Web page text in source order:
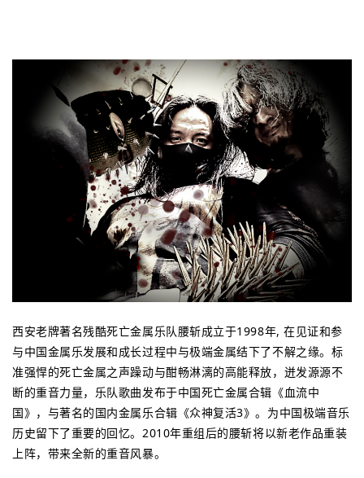
西安老牌著名残酷死亡金属乐队腰斩成立于1998年, 在见证和参
与中国金属乐发展和成长过程中与极端金属结下了不解之缘。标
准强悍的死亡金属之声躁动与酣畅淋漓的高能释放，迸发源源不
断的重音力量，乐队歌曲发布于中国死亡金属合辑《血流中
国》，与著名的国内金属乐合辑《众神复活3》。为中国极端音乐
历史留下了重要的回忆。2010年重组后的腰斩将以新老作品重装
上阵，带来全新的重音风暴。